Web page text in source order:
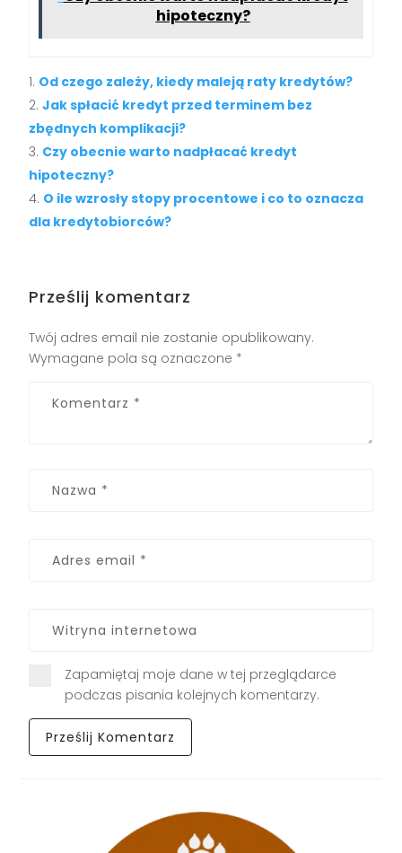
hipoteczny?
Od czego zależy, kiedy maleją raty kredytów?
Jak spłacić kredyt przed terminem bez
zbędnych komplikacji?
Czy obecnie warto nadpłacać kredyt
hipoteczny?
O ile wzrosły stopy procentowe i co to oznacza
dla kredytobiorców?
Prześlij komentarz
Twój adres email nie zostanie opublikowany.
Wymagane pola są oznaczone *
Zapamiętaj moje dane w tej przeglądarce
podczas pisania kolejnych komentarzy.